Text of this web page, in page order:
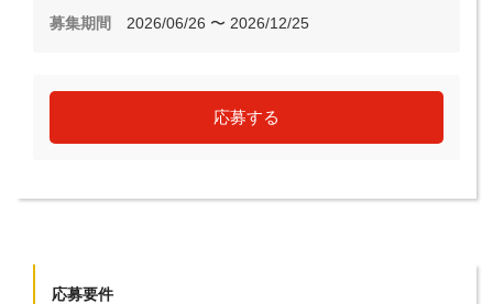
募集期間 2026/06/26 〜 2026/12/25
応募する
応募要件